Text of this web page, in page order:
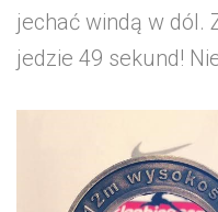
jechać windą w dól.
jedzie 49 sekund!